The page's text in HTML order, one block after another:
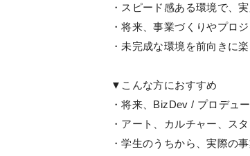
・スピード感ある環境で、
・将来、事業づくりやプロ
・未完成な環境を前向きに
▼こんな方におすすめ
・将来、BizDev / プロデュ
・アート、カルチャー、ス
・学生のうちから、実際の